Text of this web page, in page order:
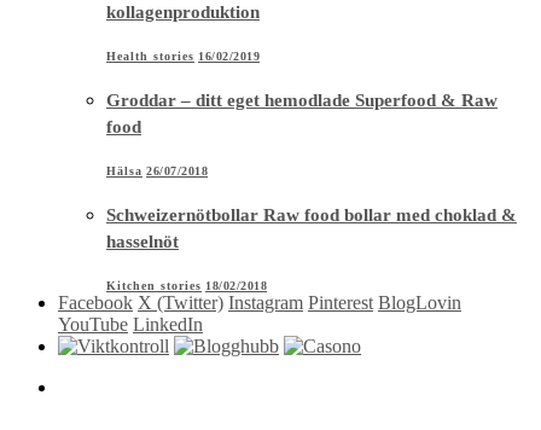
kollagenproduktion
Health stories 16/02/2019
Groddar – ditt eget hemodlade Superfood & Raw
food
Hälsa 26/07/2018
Schweizernötbollar Raw food bollar med choklad &
hasselnöt
Kitchen stories 18/02/2018
Facebook X (Twitter) Instagram Pinterest BlogLovin
YouTube LinkedIn